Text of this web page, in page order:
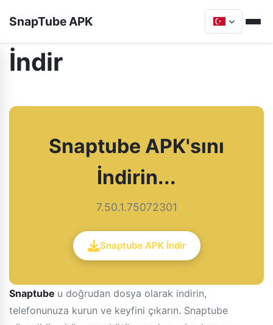
SnapTube APK
İndir
Snaptube APK'sını
İndirin...
7.50.1.75072301
Snaptube APK İndir
Snaptube u doğrudan dosya olarak indirin,
telefonunuza kurun ve keyfini çıkarın. Snaptube